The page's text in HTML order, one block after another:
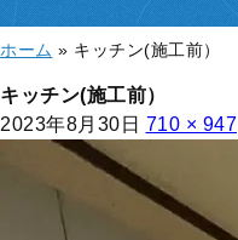
ホーム » キッチン(施工前）
キッチン(施工前）
2023年8月30日 710 × 947